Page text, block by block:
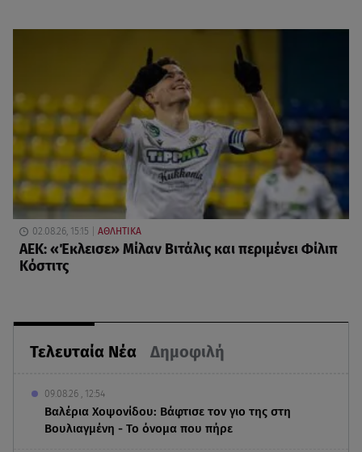
Τελευταία Νέα Δημοφιλή
09.08.26 , 12:54
Βαλέρια Χοψονίδου: Βάφτισε τον γιο της στη
Βουλιαγμένη - Το όνομα που πήρε
02.08.26, 15:15 ΑΘΛΗΤΙΚΑ
ΑΕΚ: «Έκλεισε» Μίλαν Βιτάλις και περιμένει Φίλιπ
Κόστιτς